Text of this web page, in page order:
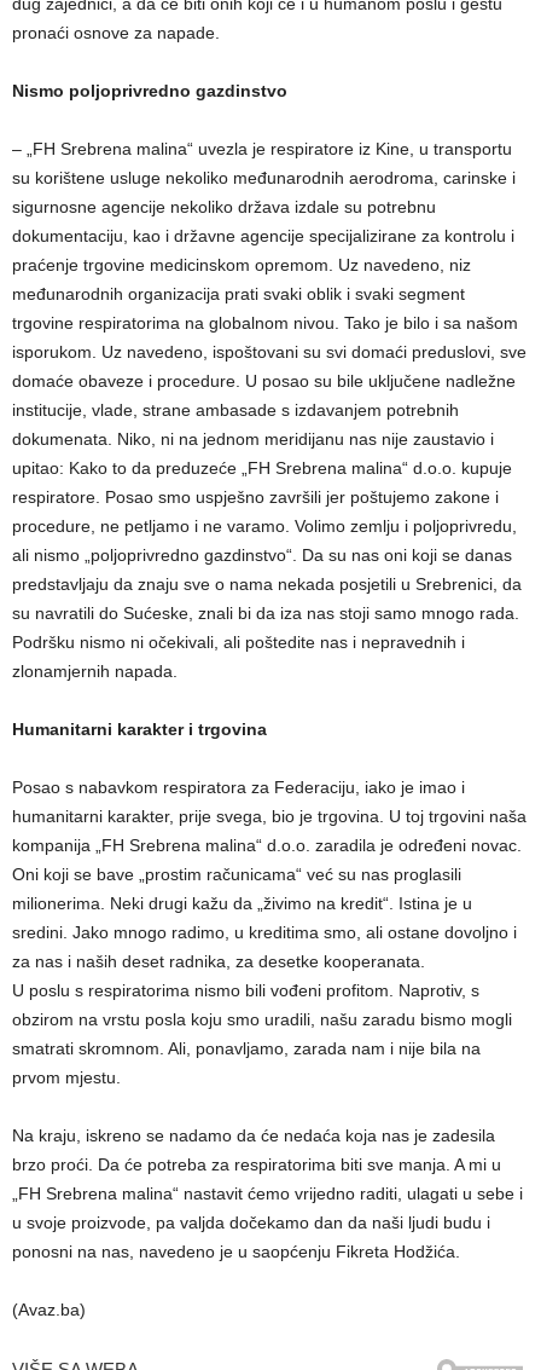
dug zajednici, a da će biti onih koji će i u humanom poslu i gestu
pronaći osnove za napade.
Nismo poljoprivredno gazdinstvo
– „FH Srebrena malina“ uvezla je respiratore iz Kine, u transportu
su korištene usluge nekoliko međunarodnih aerodroma, carinske i
sigurnosne agencije nekoliko država izdale su potrebnu
dokumentaciju, kao i državne agencije specijalizirane za kontrolu i
praćenje trgovine medicinskom opremom. Uz navedeno, niz
međunarodnih organizacija prati svaki oblik i svaki segment
trgovine respiratorima na globalnom nivou. Tako je bilo i sa našom
isporukom. Uz navedeno, ispoštovani su svi domaći preduslovi, sve
domaće obaveze i procedure. U posao su bile uključene nadležne
institucije, vlade, strane ambasade s izdavanjem potrebnih
dokumenata. Niko, ni na jednom meridijanu nas nije zaustavio i
upitao: Kako to da preduzeće „FH Srebrena malina“ d.o.o. kupuje
respiratore. Posao smo uspješno završili jer poštujemo zakone i
procedure, ne petljamo i ne varamo. Volimo zemlju i poljoprivredu,
ali nismo „poljoprivredno gazdinstvo“. Da su nas oni koji se danas
predstavljaju da znaju sve o nama nekada posjetili u Srebrenici, da
su navratili do Sućeske, znali bi da iza nas stoji samo mnogo rada.
Podršku nismo ni očekivali, ali poštedite nas i nepravednih i
zlonamjernih napada.
Humanitarni karakter i trgovina
Posao s nabavkom respiratora za Federaciju, iako je imao i
humanitarni karakter, prije svega, bio je trgovina. U toj trgovini naša
kompanija „FH Srebrena malina“ d.o.o. zaradila je određeni novac.
Oni koji se bave „prostim računicama“ već su nas proglasili
milionerima. Neki drugi kažu da „živimo na kredit“. Istina je u
sredini. Jako mnogo radimo, u kreditima smo, ali ostane dovoljno i
za nas i naših deset radnika, za desetke kooperanata.
U poslu s respiratorima nismo bili vođeni profitom. Naprotiv, s
obzirom na vrstu posla koju smo uradili, našu zaradu bismo mogli
smatrati skromnom. Ali, ponavljamo, zarada nam i nije bila na
prvom mjestu.
Na kraju, iskreno se nadamo da će nedaća koja nas je zadesila
brzo proći. Da će potreba za respiratorima biti sve manja. A mi u
„FH Srebrena malina“ nastavit ćemo vrijedno raditi, ulagati u sebe i
u svoje proizvode, pa valjda dočekamo dan da naši ljudi budu i
ponosni na nas, navedeno je u saopćenju Fikreta Hodžića.
(Avaz.ba)